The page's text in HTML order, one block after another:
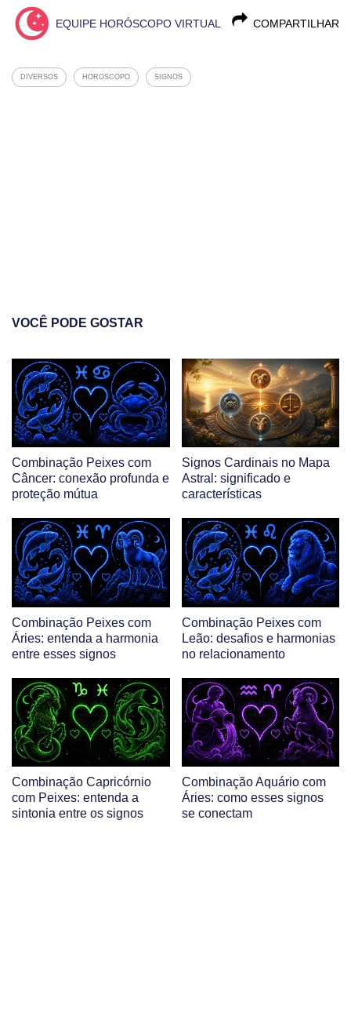
COMPARTILHAR
EQUIPE HORÓSCOPO VIRTUAL
DIVERSOS HOROSCOPO SIGNOS
VOCÊ PODE GOSTAR
Combinação Peixes com
Câncer: conexão profunda e
proteção mútua
Signos Cardinais no Mapa
Astral: significado e
características
Combinação Peixes com
Áries: entenda a harmonia
entre esses signos
Combinação Peixes com
Leão: desafios e harmonias
no relacionamento
Combinação Capricórnio
com Peixes: entenda a
sintonia entre os signos
Combinação Aquário com
Áries: como esses signos
se conectam